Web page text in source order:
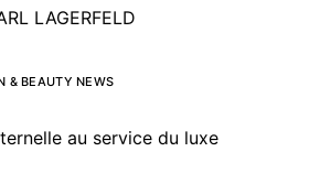
LAGERFELD
& BEAUTY NEWS
au service du luxe